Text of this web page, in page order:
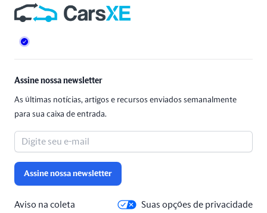
Rodapé
Assine nossa newsletter
As últimas notícias, artigos e recursos enviados semanalmente
para sua caixa de entrada.
Assine nossa newsletter
Aviso na coleta Suas opções de privacidade